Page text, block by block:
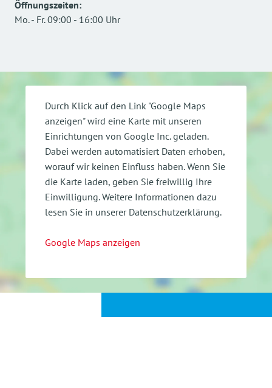
Öffnungszeiten:
Mo.- Fr. 09:00 - 16:00 Uhr
Durch Klick auf den Link "Google Maps
anzeigen" wird eine Karte mit unseren
Einrichtungen von Google Inc. geladen.
Dabei werden automatisiert Daten erhoben,
worauf wir keinen Einfluss haben. Wenn Sie
die Karte laden, geben Sie freiwillig Ihre
Einwilligung. Weitere Informationen dazu
lesen Sie in unserer Datenschutzerklärung.
Google Maps anzeigen